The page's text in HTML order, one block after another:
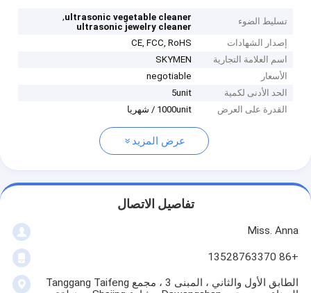
تسليط الضوء ultrasonic vegetable cleaner
,
ultrasonic jewelry cleaner
إصدار الشهادات
CE, FCC, RoHS
اسم العلامة التجارية
SKYMEN
الأسعار
negotiable
الحد الأدنى لكمية
5unit
القدرة على العرض
1000unit / شهريا
عرض المزيد
تفاصيل الاتصال
Miss. Anna
+86 13528763370
الطابق الأول والثاني ، المبنى 3 ، مجمع Tanggang Taifeng